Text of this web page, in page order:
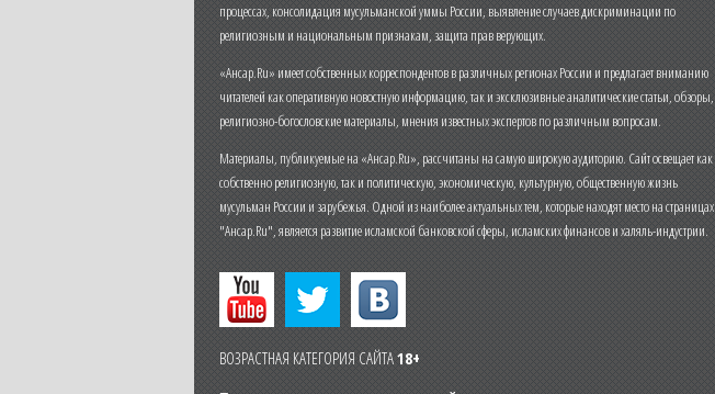
процессах, консолидация мусульманской уммы России, выявление случаев дискриминации по
религиозным и национальным признакам, защита прав верующих.
«Ансар.Ru» имеет собственных корреспондентов в различных регионах России и предлагает вниманию
читателей как оперативную новостную информацию, так и эксклюзивные аналитические статьи, обзоры,
религиозно-богословские материалы, мнения известных экспертов по различным вопросам.
Материалы, публикуемые на «Ансар.Ru», рассчитаны на самую широкую аудиторию. Сайт освещает как
собственно религиозную, так и политическую, экономическую, культурную, общественную жизнь
мусульман России и зарубежья. Одной из наиболее актуальных тем, которые находят место на страницах
"Ансар.Ru", является развитие исламской банковской сферы, исламских финансов и халяль-индустрии.
ВОЗРАСТНАЯ КАТЕГОРИЯ САЙТА18+